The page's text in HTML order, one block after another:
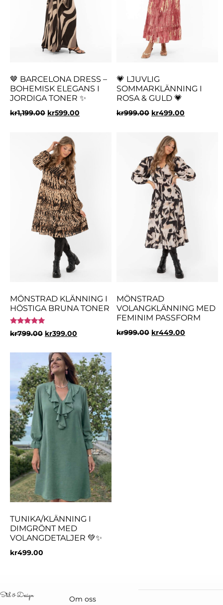
🤎 BARCELONA DRESS –
BOHEMISK ELEGANS I
JORDIGA TONER ✨
kr1,199.00 kr599.00
💗 LJUVLIG
SOMMARKLÄNNING I
ROSA & GULD 💗
kr999.00 kr499.00
MÖNSTRAD KLÄNNING I
HÖSTIGA BRUNA TONER
Betygsatt
5.00
kr799.00 kr399.00
MÖNSTRAD
VOLANGKLÄNNING MED
FEMINIM PASSFORM
kr999.00 kr449.00
TUNIKA/KLÄNNING I
DIMGRÖNT MED
VOLANGDETALJER 💚✨
kr499.00
Om oss